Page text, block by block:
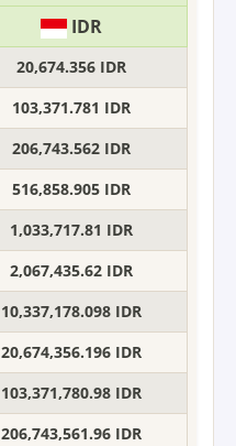
IDR
20,674.356 IDR
103,371.781 IDR
206,743.562 IDR
516,858.905 IDR
1,033,717.81 IDR
2,067,435.62 IDR
10,337,178.098 IDR
20,674,356.196 IDR
103,371,780.98 IDR
206,743,561.96 IDR